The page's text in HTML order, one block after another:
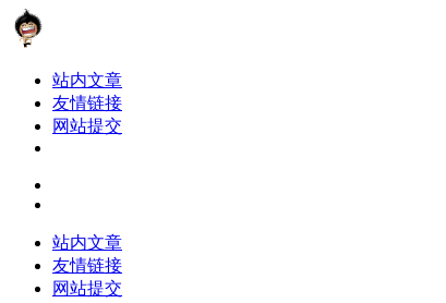
站内文章
友情链接
网站提交
站内文章
友情链接
网站提交